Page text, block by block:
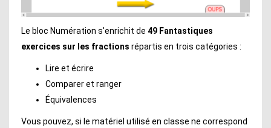
Le bloc Numération s'enrichit de 49 Fantastiques
exercices sur les fractions répartis en trois catégories :
Lire et écrire
Comparer et ranger
Équivalences
Vous pouvez, si le matériel utilisé en classe ne correspond